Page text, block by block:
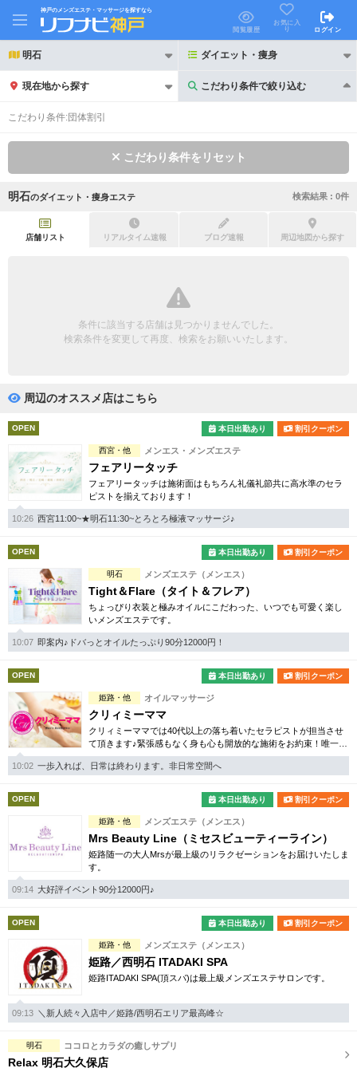
神戸のメンズエステ・マッサージを探すなら
閲覧履歴
お気に入
り
ログイン
明石 ダイエット・痩身
現在地から探す こだわり条件で絞り込む
こだわり条件で絞り込む
初回割引あり リピーター割引あり
団体様歓迎
ペアルームあり
フットバスあり 岩盤浴あり
専用駐車場あり 有資格者在籍
日本人スタッフのみ 女性スタッフのみ
スタッフ指名可 Ｗセラピスト
駅から徒歩5分以内
こだわり条件を変更
閉じる
こだわり条件:団体割引
こだわり条件をリセット
明石のダイエット・痩身エステ 検索結果 : 0件
店舗リスト リアルタイム速報 ブログ速報 周辺地図から探す
条件に該当する店舗は見つかりませんでした。
検索条件を変更して再度、検索をお願いいたします。
周辺のオススメ店はこちら
OPEN 本日出勤あり 割引クーポン
西宮・他 メンエス・メンズエステ
フェアリータッチ
フェアリータッチは施術面はもちろん礼儀礼節共に高水準のセラ
ピストを揃えております！
10:26 西宮11:00~★明石11:30~とろとろ極液マッサージ♪
OPEN 本日出勤あり 割引クーポン
明石 メンズエステ（メンエス）
Tight＆Flare（タイト＆フレア）
ちょっぴり衣装と極みオイルにこだわった、いつでも可愛く楽し
いメンズエステです。
10:07 即案内♪ドバっとオイルたっぷり90分12000円！
OPEN 本日出勤あり 割引クーポン
姫路・他 オイルマッサージ
クリィミーママ
クリィミーママでは40代以上の落ち着いたセラピストが担当させ
て頂きます♪緊張感もなく身も心も開放的な施術をお約束！唯一無
二のミセス専門店となります。
10:02 一歩入れば、日常は終わります。非日常空間へ
OPEN 本日出勤あり 割引クーポン
姫路・他 メンズエステ（メンエス）
Mrs Beauty Line（ミセスビューティーライン）
姫路随一の大人Mrsが最上級のリラクゼーションをお届けいたしま
す。
09:14 大好評イベント90分12000円♪
OPEN 本日出勤あり 割引クーポン
姫路・他 メンズエステ（メンエス）
姫路／西明石 ITADAKI SPA
姫路ITADAKI SPA(頂スパ)は最上級メンズエステサロンです。
09:13 ＼新人続々入店中／姫路/西明石エリア最高峰☆
明石 ココロとカラダの癒しサプリ
Relax 明石大久保店